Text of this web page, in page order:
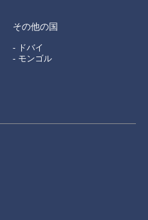
その他の国
- ドバイ
- モンゴル